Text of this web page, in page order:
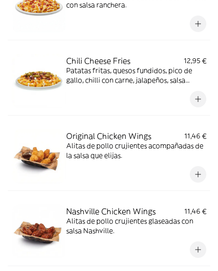
con salsa ranchera.
Chili Cheese Fries
12,95 €
Patatas fritas, quesos fundidos, pico de
gallo, chilli con carne, jalapeños, salsa
Original Chicken Wings
11,46 €
Alitas de pollo crujientes acompañadas de
la salsa que elijas.
Nashville Chicken Wings
11,46 €
Alitas de pollo crujientes glaseadas con
salsa Nashville.